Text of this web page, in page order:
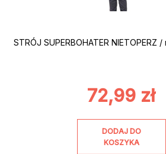
STRÓJ SUPERBOHATER NIETOPERZ
72,99 zł
DODAJ DO
KOSZYKA